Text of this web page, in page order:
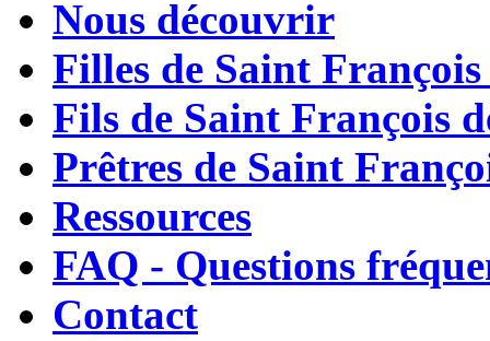
Nous découvrir
Filles de Saint François
Fils de Saint François
Prêtres de Saint
Ressources
FAQ - Questions
Contact